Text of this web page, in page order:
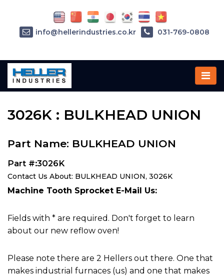
Home»Parts»3026K
3026K : BULKHEAD UNION
Part Name: BULKHEAD UNION
Part #:3026K
Contact Us About: BULKHEAD UNION, 3026K
Machine Tooth Sprocket E-Mail Us:
Fields with * are required. Don't forget to learn
about our new reflow oven!
Please note there are 2 Hellers out there. One that
makes industrial furnaces (us) and one that makes
info@hellerindustries.co.kr 031-769-0808